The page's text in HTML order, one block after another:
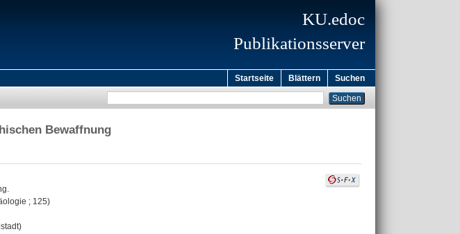
KU.edoc
Publikationsserver
Startseite Blättern Suchen
Bewaffnung
; 125)